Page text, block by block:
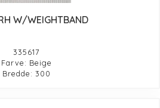
W/WEIGHTBAND
335617
Farve: Beige
Bredde: 300